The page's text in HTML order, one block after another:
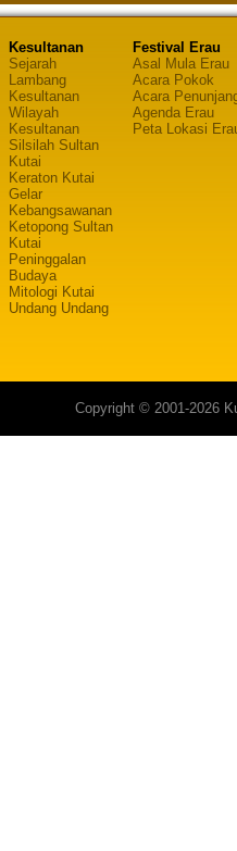
Kesultanan
Sejarah
Lambang
Kesultanan
Wilayah
Kesultanan
Silsilah Sultan
Kutai
Keraton Kutai
Gelar
Kebangsawanan
Ketopong Sultan
Kutai
Peninggalan
Budaya
Mitologi Kutai
Undang Undang
Festival Erau
Asal Mula Erau
Acara Pokok
Acara
Agenda Erau
Peta Lokasi
Copyright © 2001-2026